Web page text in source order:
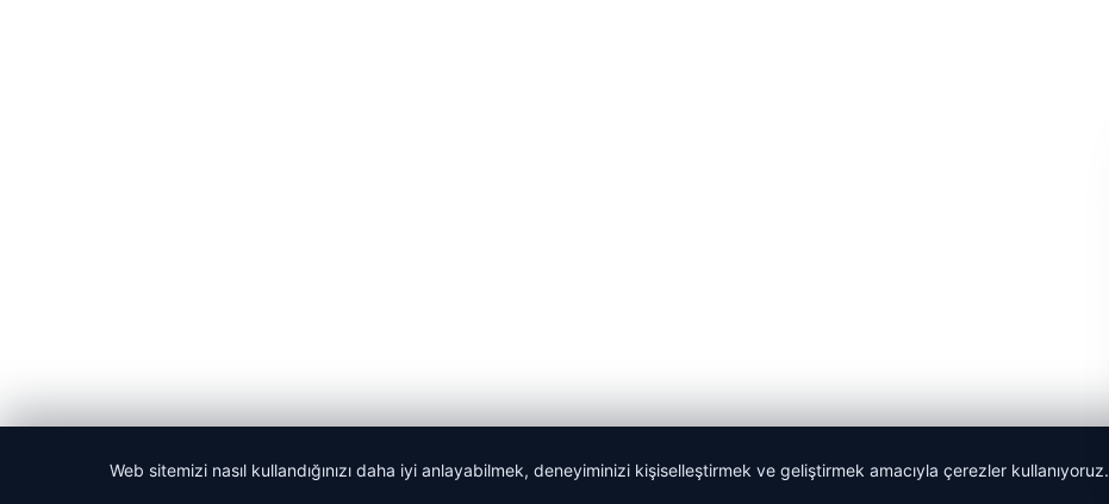
© 2026 Güzel Haber – Güncel Haberler
Web sitemizi nasıl kullandığınızı daha iyi anlayabilmek, deneyiminizi kişiselleştirmek ve geliştirmek amacıyla çerezler kullanıyoruz.